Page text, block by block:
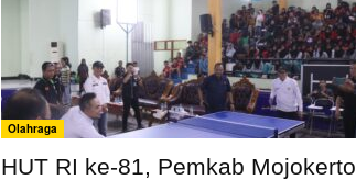
Olahraga
HUT RI ke-81, Pemkab Mojokerto